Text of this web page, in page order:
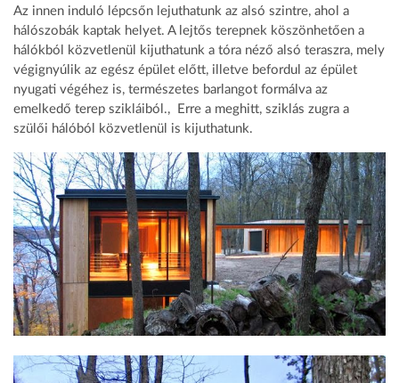
Az innen induló lépcsőn lejuthatunk az alsó szintre, ahol a
hálószobák kaptak helyet. A lejtős terepnek köszönhetően a
hálókból közvetlenül kijuthatunk a tóra néző alsó teraszra, mely
végignyúlik az egész épület előtt, illetve befordul az épület
nyugati végéhez is, természetes barlangot formálva az
emelkedő terep szikláiból., Erre a meghitt, sziklás zugra a
szülői hálóból közvetlenül is kijuthatunk.